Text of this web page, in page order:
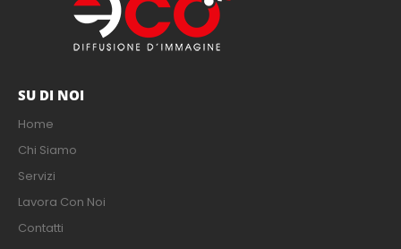
SU DI NOI
Home
Chi Siamo
Servizi
Lavora Con Noi
Contatti